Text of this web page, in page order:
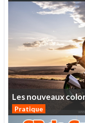
Lesnouveaux
Pratique